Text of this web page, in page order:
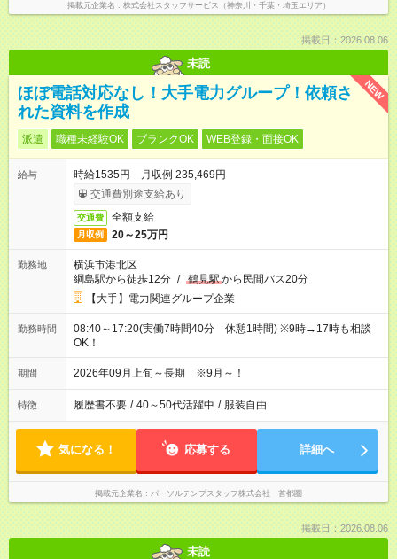
掲載元企業名 株式会社スタッフサービス（神奈川・千葉・埼玉エリア）
掲載日：2026.08.06
未読
NEW
ほぼ電話対応なし！大手電力グループ！依頼さ
れた資料を作成
派遣 職種未経験OK ブランクOK WEB登録・面接OK
給与
時給1535円 月収例 235,469円
交通費別途支給あり
交通費 全額支給
月収例 20～25万円
勤務地
横浜市港北区
綱島駅から徒歩12分 / 鶴見駅から民間バス20分
【大手】電力関連グループ企業
勤務時間
08:40～17:20(実働7時間40分 休憩1時間) ※9時→17時も相談
OK！
期間 2026年09月上旬～長期 ※9月～！
特徴 履歴書不要 / 40～50代活躍中 / 服装自由
気になる！ 応募する 詳細へ
掲載元企業名 パーソルテンプスタッフ株式会社 首都圏
掲載日：2026.08.06
未読